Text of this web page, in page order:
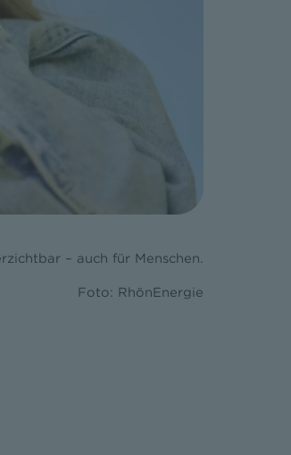
– auch für Menschen.
Foto: RhönEnergie